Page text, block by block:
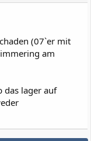
(07`er mit
am
das lager auf